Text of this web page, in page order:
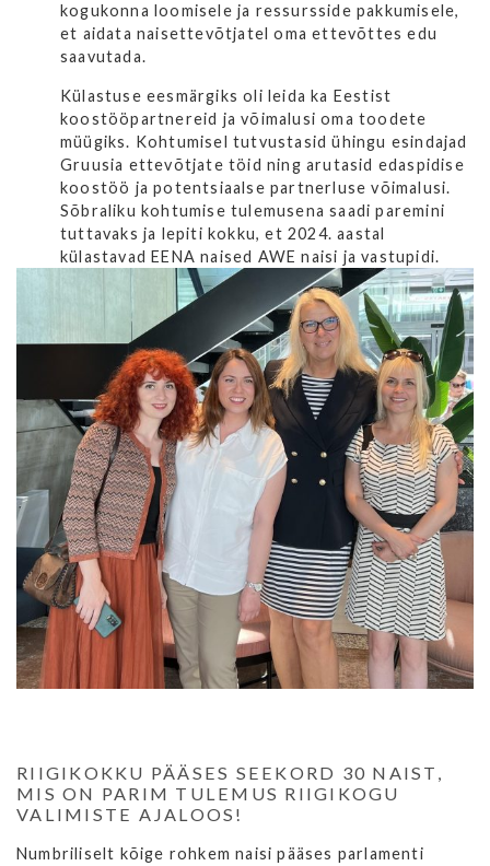
kogukonna loomisele ja ressursside pakkumisele,
et aidata naisettevõtjatel oma ettevõttes edu
saavutada.
Külastuse eesmärgiks oli leida ka Eestist
koostööpartnereid ja võimalusi oma toodete
müügiks. Kohtumisel tutvustasid ühingu esindajad
Gruusia ettevõtjate töid ning arutasid edaspidise
koostöö ja potentsiaalse partnerluse võimalusi.
Sõbraliku kohtumise tulemusena saadi paremini
tuttavaks ja lepiti kokku, et 2024. aastal
külastavad EENA naised AWE naisi ja vastupidi.
RIIGIKOKKU PÄÄSES SEEKORD 30 NAIST,
MIS ON PARIM TULEMUS RIIGIKOGU
VALIMISTE AJALOOS!
Numbriliselt kõige rohkem naisi pääses parlamenti